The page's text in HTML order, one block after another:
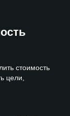
стоимость
цели,